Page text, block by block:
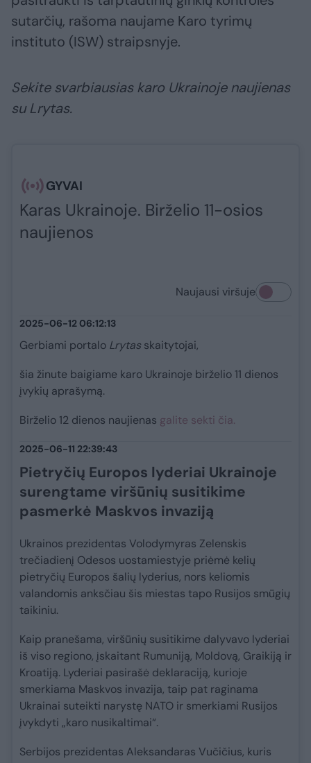
sutarčių, rašoma naujame Karo tyrimų
instituto (ISW) straipsnyje.
Sekite svarbiausias karo Ukrainoje naujienas
su Lrytas.
GYVAI
Karas Ukrainoje. Birželio 11-osios
naujienos
Naujausi viršuje
2025-06-12 06:12:13
Gerbiami portalo Lrytas skaitytojai,
šia žinute baigiame karo Ukrainoje birželio 11 dienos
įvykių aprašymą.
Birželio 12 dienos naujienas galite sekti čia.
2025-06-11 22:39:43
Pietryčių Europos lyderiai Ukrainoje
surengtame viršūnių susitikime
pasmerkė Maskvos invaziją
Ukrainos prezidentas Volodymyras Zelenskis
trečiadienį Odesos uostamiestyje priėmė kelių
pietryčių Europos šalių lyderius, nors keliomis
valandomis anksčiau šis miestas tapo Rusijos smūgių
taikiniu.
Kaip pranešama, viršūnių susitikime dalyvavo lyderiai
iš viso regiono, įskaitant Rumuniją, Moldovą, Graikiją ir
Kroatiją. Lyderiai pasirašė deklaraciją, kurioje
smerkiama Maskvos invazija, taip pat raginama
Ukrainai suteikti narystę NATO ir smerkiami Rusijos
įvykdyti „karo nusikaltimai“.
Serbijos prezidentas Aleksandaras Vučičius, kuris